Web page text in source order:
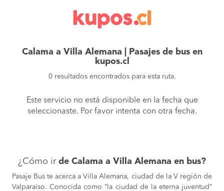
Calama a Villa Alemana | Pasajes de bus en
kupos.cl
0 resultados encontrados para esta ruta.
Este servicio no está disponible en la fecha que
seleccionaste. Por favor intenta con otra fecha.
¿Cómo ir de Calama a Villa Alemana en bus?
Pasaje Bus te acerca a Villa Alemana, ciudad de la V región de
Valparaíso. Conocida como “la ciudad de la eterna juventud”